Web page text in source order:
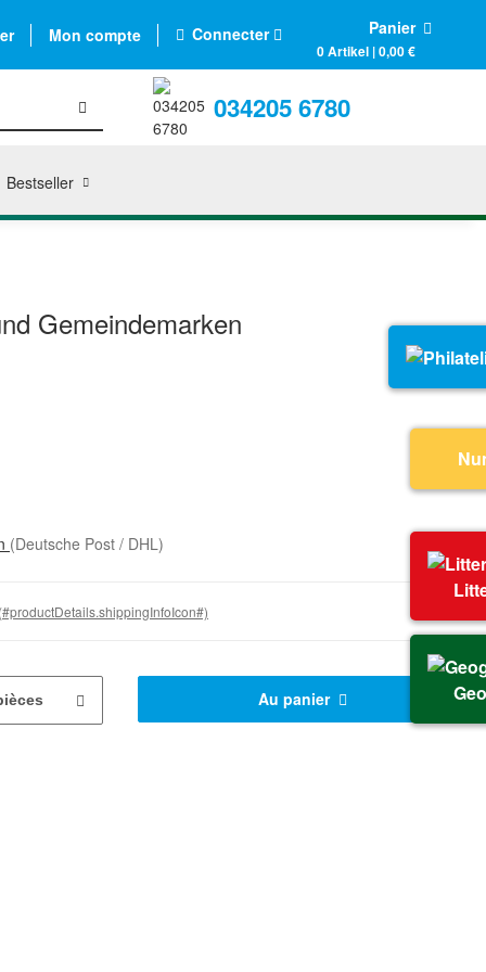
Mon compte Connecter Panier
0 Artikel | 0,00 €
034205 6780
Bestseller
Gemeindemarken
(Deutsche Post / DHL)
Au panier